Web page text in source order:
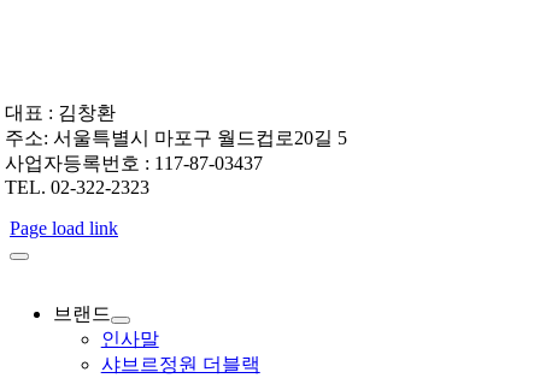
대표 : 김창환
주소: 서울특별시 마포구 월드컵로20길 5
사업자등록번호 : 117-87-03437
TEL. 02-322-2323
Page load link
브랜드
인사말
샤브르정원 더블랙